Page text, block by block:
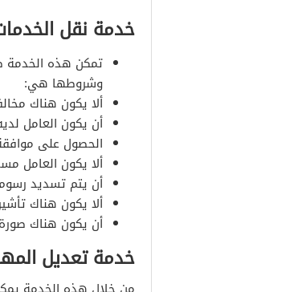
خدمة نقل
تمكن هذه الخدمة
وشروطها هي:
ألا يكون هناك
أن يكون العامل
الحصول على
ألا يكون العامل
أن يتم تسديد
ألا يكون هناك
أن يكون هناك
خدمة تعديل